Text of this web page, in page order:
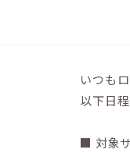
いつも
以下日
■ 対象